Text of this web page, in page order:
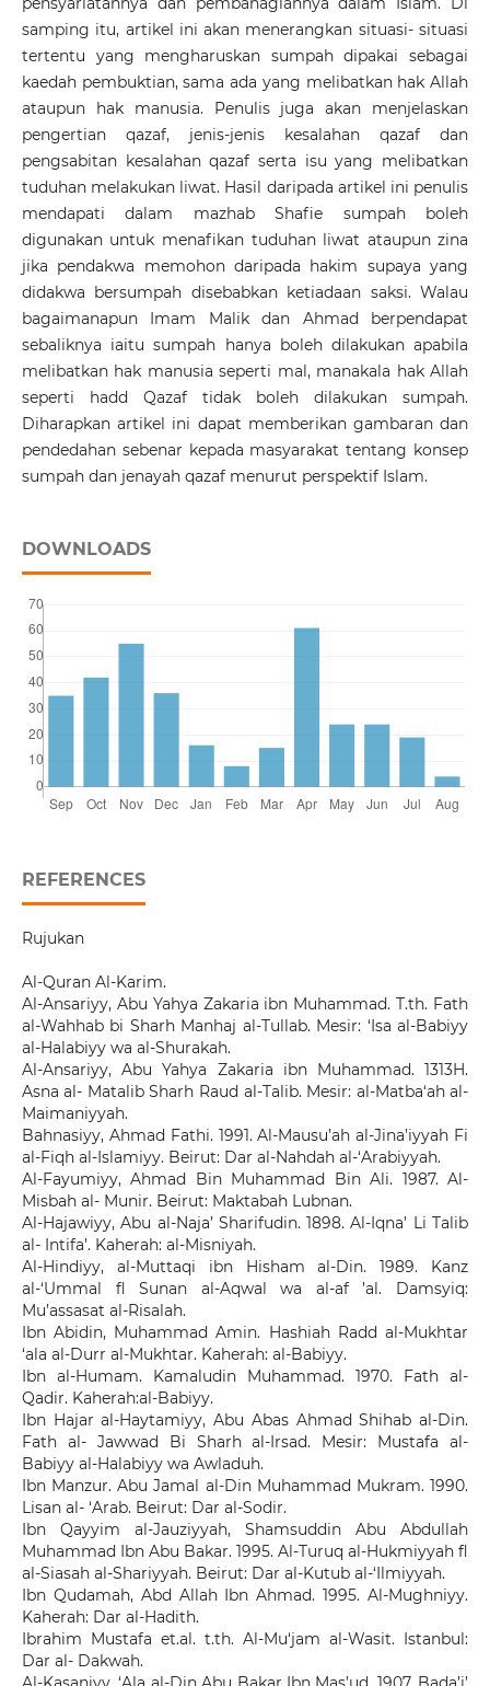
samping itu, artikel ini akan menerangkan situasi- situasi
tertentu yang mengharuskan sumpah dipakai sebagai
kaedah pembuktian, sama ada yang melibatkan hak Allah
ataupun hak manusia. Penulis juga akan menjelaskan
pengertian qazaf, jenis-jenis kesalahan qazaf dan
pengsabitan kesalahan qazaf serta isu yang melibatkan
tuduhan melakukan liwat. Hasil daripada artikel ini penulis
mendapati dalam mazhab Shafie sumpah boleh
digunakan untuk menafikan tuduhan liwat ataupun zina
jika pendakwa memohon daripada hakim supaya yang
didakwa bersumpah disebabkan ketiadaan saksi. Walau
bagaimanapun Imam Malik dan Ahmad berpendapat
sebaliknya iaitu sumpah hanya boleh dilakukan apabila
melibatkan hak manusia seperti mal, manakala hak Allah
seperti hadd Qazaf tidak boleh dilakukan sumpah.
Diharapkan artikel ini dapat memberikan gambaran dan
pendedahan sebenar kepada masyarakat tentang konsep
sumpah dan jenayah qazaf menurut perspektif Islam.
DOWNLOADS
REFERENCES
Rujukan
Al-Quran Al-Karim.
Al-Ansariyy, Abu Yahya Zakaria ibn Muhammad. T.th. Fath
al-Wahhab bi Sharh Manhaj al-Tullab. Mesir: ‘Isa al-Babiyy
al-Halabiyy wa al-Shurakah.
Al-Ansariyy, Abu Yahya Zakaria ibn Muhammad. 1313H.
Asna al- Matalib Sharh Raud al-Talib. Mesir: al-Matba‘ah al-
Maimaniyyah.
Bahnasiyy, Ahmad Fathi. 1991. Al-Mausu’ah al-Jina’iyyah Fi
al-Fiqh al-Islamiyy. Beirut: Dar al-Nahdah al-‘Arabiyyah.
Al-Fayumiyy, Ahmad Bin Muhammad Bin Ali. 1987. Al-
Misbah al- Munir. Beirut: Maktabah Lubnan.
Al-Hajawiyy, Abu al-Naja’ Sharifudin. 1898. Al-Iqna’ Li Talib
al- Intifa’. Kaherah: al-Misniyah.
Al-Hindiyy, al-Muttaqi ibn Hisham al-Din. 1989. Kanz
al-‘Ummal fl Sunan al-Aqwal wa al-af ’al. Damsyiq:
Mu’assasat al-Risalah.
Ibn Abidin, Muhammad Amin. Hashiah Radd al-Mukhtar
‘ala al-Durr al-Mukhtar. Kaherah: al-Babiyy.
Ibn al-Humam. Kamaludin Muhammad. 1970. Fath al-
Qadir. Kaherah:al-Babiyy.
Ibn Hajar al-Haytamiyy, Abu Abas Ahmad Shihab al-Din.
Fath al- Jawwad Bi Sharh al-Irsad. Mesir: Mustafa al-
Babiyy al-Halabiyy wa Awladuh.
Ibn Manzur. Abu Jamal al-Din Muhammad Mukram. 1990.
Lisan al- ‘Arab. Beirut: Dar al-Sodir.
Ibn Qayyim al-Jauziyyah, Shamsuddin Abu Abdullah
Muhammad Ibn Abu Bakar. 1995. Al-Turuq al-Hukmiyyah fl
al-Siasah al-Shariyyah. Beirut: Dar al-Kutub al-‘Ilmiyyah.
Ibn Qudamah, Abd Allah Ibn Ahmad. 1995. Al-Mughniyy.
Kaherah: Dar al-Hadith.
Ibrahim Mustafa et.al. t.th. Al-Mu‘jam al-Wasit. Istanbul:
Dar al- Dakwah.